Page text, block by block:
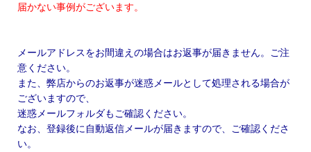
届かない事例がございます。
メールアドレスをお間違えの場合はお返事が届きません。ご注
意ください。
また、弊店からのお返事が迷惑メールとして処理される場合が
ございますので、
迷惑メールフォルダもご確認ください。
なお、登録後に自動返信メールが届きますので、ご確認くださ
い。